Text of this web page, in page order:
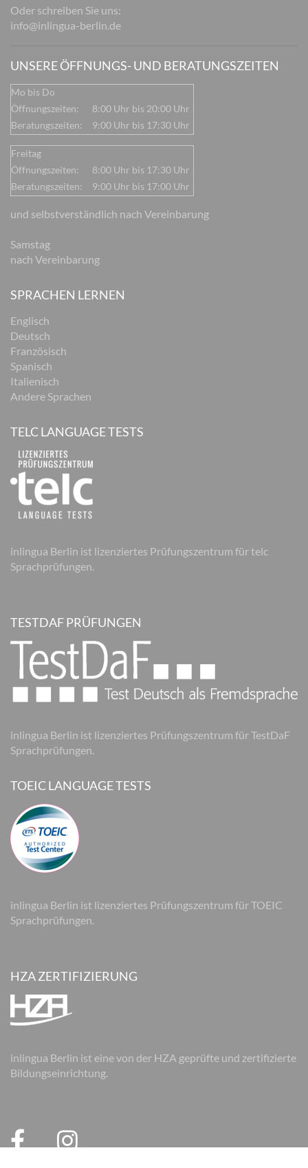
Oder schreiben Sie uns:
info@inlingua-berlin.de
UNSERE ÖFFNUNGS- UND BERATUNGSZEITEN
Mo bis Do
Öffnungszeiten:
8:00 Uhr bis 20:00 Uhr
Beratungszeiten:
9:00 Uhr bis 17:30 Uhr
Freitag
Öffnungszeiten:
8:00 Uhr bis 17:30 Uhr
Beratungszeiten:
9:00 Uhr bis 17:00 Uhr
und selbstverständlich nach Vereinbarung
Samstag
nach Vereinbarung
SPRACHEN LERNEN
Englisch
Deutsch
Französisch
Spanisch
Italienisch
Andere Sprachen
TELC LANGUAGE TESTS
inlingua Berlin ist lizenziertes Prüfungszentrum für telc
Sprachprüfungen.
TESTDAF PRÜFUNGEN
inlingua Berlin ist lizenziertes Prüfungszentrum für TestDaF
Sprachprüfungen.
TOEIC LANGUAGE TESTS
inlingua Berlin ist lizenziertes Prüfungszentrum für TOEIC
Sprachprüfungen.
HZA ZERTIFIZIERUNG
inlingua Berlin ist eine von der HZA geprüfte und zertifizierte
Bildungseinrichtung.